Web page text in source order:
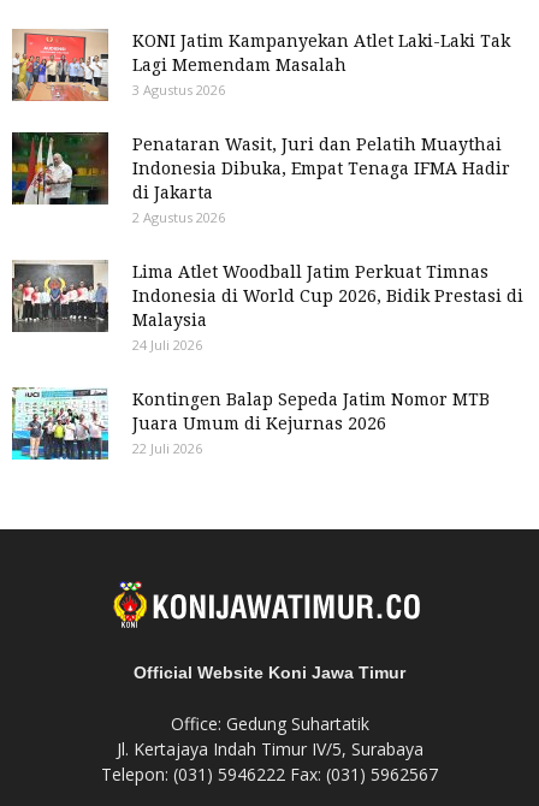
KONI Jatim Kampanyekan Atlet Laki-Laki Tak
Lagi Memendam Masalah
3 Agustus 2026
Penataran Wasit, Juri dan Pelatih Muaythai
Indonesia Dibuka, Empat Tenaga IFMA Hadir
di Jakarta
2 Agustus 2026
Lima Atlet Woodball Jatim Perkuat Timnas
Indonesia di World Cup 2026, Bidik Prestasi di
Malaysia
24 Juli 2026
Kontingen Balap Sepeda Jatim Nomor MTB
Juara Umum di Kejurnas 2026
22 Juli 2026
Official Website Koni Jawa Timur
Office: Gedung Suhartatik
Jl. Kertajaya Indah Timur IV/5, Surabaya
Telepon: (031) 5946222 Fax: (031) 5962567